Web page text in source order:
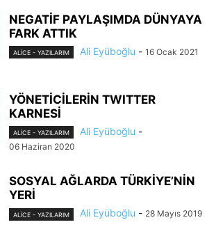
NEGATİF PAYLAŞIMDA DÜNYAYA
FARK ATTIK
ALİCE - YAZILARIM Ali Eyüboğlu - 16 Ocak 2021
YÖNETİCİLERİN TWITTER
KARNESİ
ALİCE - YAZILARIM Ali Eyüboğlu -
06 Haziran 2020
SOSYAL AĞLARDA TÜRKİYE’NİN
YERİ
ALİCE - YAZILARIM Ali Eyüboğlu - 28 Mayıs 2019